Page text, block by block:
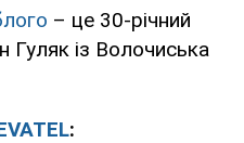
– це 30-річний
із Волочиська
: